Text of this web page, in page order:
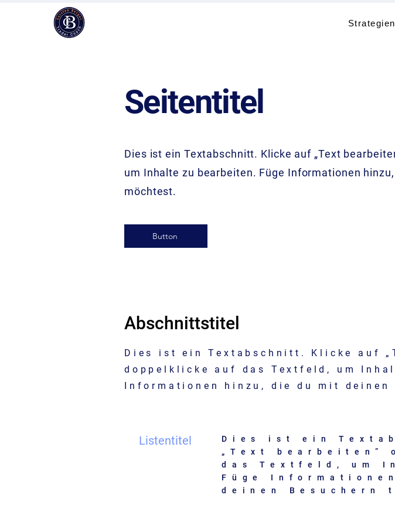
Strategien
Seitentitel
Dies ist ein Textabschnitt. Klicke auf „Text
um Inhalte zu bearbeiten. Füge Informationen
möchtest.
Button
Abschnittstitel
Dies ist ein Textabschnitt. Klicke auf
doppelklicke auf das Textfeld, um
Informationen hinzu, die du mit deinen
Listentitel
Dies ist ein
„Text bearbeiten”
das Textfeld, um
Füge
deinen Besuchern